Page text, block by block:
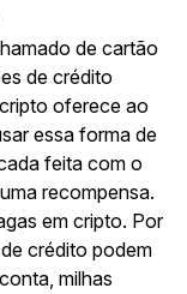
de cartão
de crédito
oferece ao
essa forma de
feita com o
recompensa.
em cripto. Por
crédito podem
milhas